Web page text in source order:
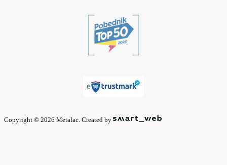
Copyright © 2026 Metalac. Created by